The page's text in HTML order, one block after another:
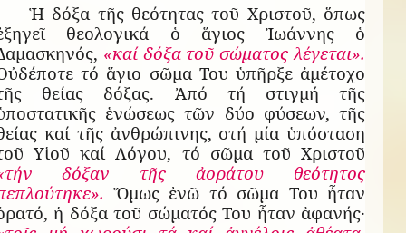
Ἡ δόξα τῆς θεότητας τοῦ Χριστοῦ, ὅπως
θεολογικά ὁ ἅγιος Ἰωάννης ὁ
«καί δόξα τοῦ σώματος λέγεται».
τό ἅγιο σῶμα Του ὑπῆρξε ἀμέτοχο
θείας δόξας. Ἀπό τή στιγμή τῆς
ἑνώσεως τῶν δύο φύσεων, τῆς
καί τῆς ἀνθρώπινης, στή μία ὑπόσταση
Υἱοῦ καί Λόγου, τό σῶμα τοῦ Χριστοῦ
δόξαν τῆς ἀοράτου θεότητος
Ὅμως ἐνῶ τό σῶμα Του ἦταν
ἡ δόξα τοῦ σώματός Του ἦταν ἀφανής·